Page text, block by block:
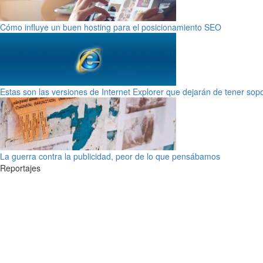
Cómo influye un buen hosting para el posicionamiento SEO
Estas son las versiones de Internet Explorer que dejarán de tener
La guerra contra la publicidad, peor de lo que pensábamos
Reportajes